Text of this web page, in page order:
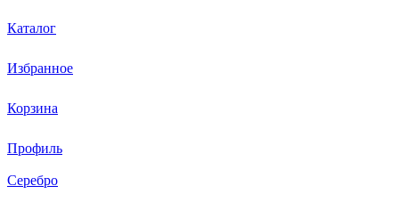
Каталог
Избранное
Корзина
Профиль
Серебро